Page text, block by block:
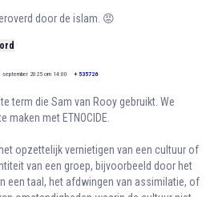
door de islam. 😡
september 2025 om 14:00 + 535726
term die Sam van Rooy gebruikt. We
maken met ETNOCIDE.
opzettelijk vernietigen van een cultuur of
van een groep, bijvoorbeeld door het
een taal, het afdwingen van assimilatie, of